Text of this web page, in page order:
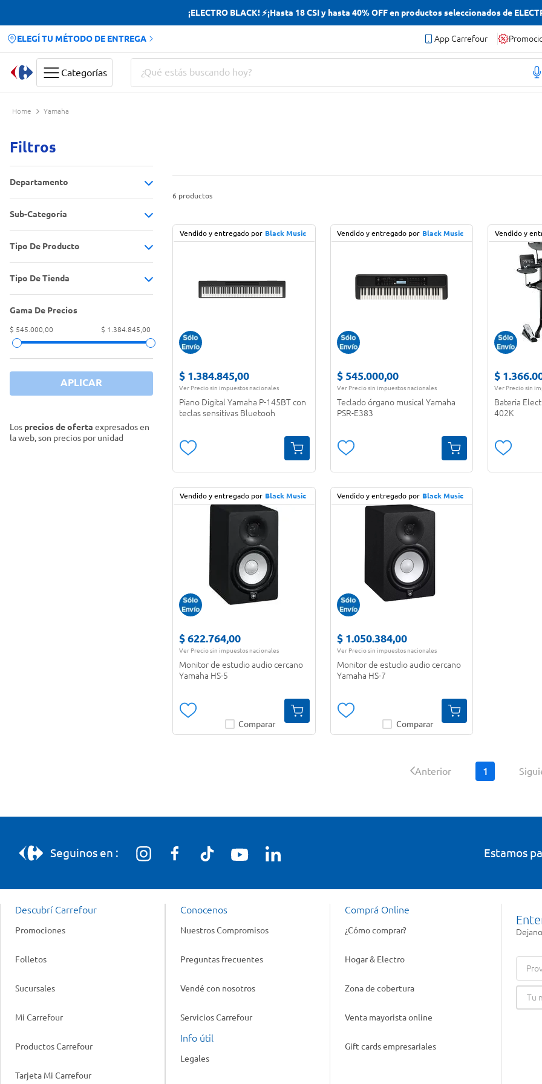
¡ELECTRO BLACK! ⚡¡Hasta 18 CSI y hasta 40% OFF en productos seleccionados de
ELEGÍ TU MÉTODO DE ENTREGA App Carrefour
Categorías
¿Qué estás buscando hoy?
Yamaha
Filtros
Departamento
Aire Libre y Ocio
Electro y tecnología
Sub-Categoría
Equipos de sonido
Instrumentos musicales
Tipo De Producto
Batería electrónica
Monitor de estudio
Piano digital
Tipo De Tienda
Tiendas Oficiales
Gama De Precios
$ 545.000,00 $ 1.384.845,00
APLICAR
Los precios de oferta expresados en
la web, son precios por unidad
6 productos
Vendido y entregado por Black Music
$ 1.384.845,00
Ver Precio sin impuestos nacionales
Piano Digital Yamaha P-145BT con
teclas sensitivas Bluetooh
Vendido y entregado por Black Music
$ 545.000,00
Ver Precio sin impuestos nacionales
Teclado órgano musical Yamaha
PSR-E383
Vendido y
$ 1.366.
Ver Precio sin
Bateria
402K
Vendido y entregado por Black Music
$ 622.764,00
Ver Precio sin impuestos nacionales
Monitor de estudio audio cercano
Yamaha HS-5
Comparar
Vendido y entregado por Black Music
$ 1.050.384,00
Ver Precio sin impuestos nacionales
Monitor de estudio audio cercano
Yamaha HS-7
Comparar
Anterior 1
Seguinos en : Estamos
Descubrí Carrefour
Promociones
Folletos
Sucursales
Mi Carrefour
Productos Carrefour
Tarjeta Mi Carrefour
Conocenos
Nuestros Compromisos
Preguntas frecuentes
Vendé con nosotros
Servicios Carrefour
Info útil
Legales
Comprá Online
¿Cómo comprar?
Hogar & Electro
Zona de cobertura
Venta mayorista online
Gift cards empresariales
Términos más buscados
Cerveza